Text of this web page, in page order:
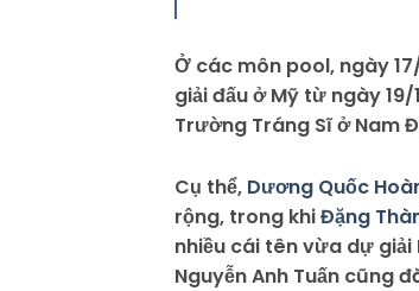
Ở các môn pool, ngày
giải đấu ở Mỹ từ ngày
Trường Tráng Sĩ ở Nam
Cụ thể, Dương Quốc
rộng, trong khiĐặng
nhiều cái tên vừa dự giải
Nguyễn Anh Tuấn cũng